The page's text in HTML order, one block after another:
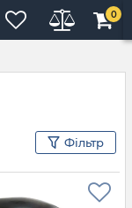
0
Фільтр